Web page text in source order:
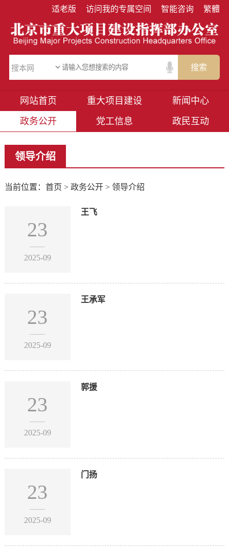
适老版 访问我的专属空间 智能咨询 繁體
搜索
网站首页 重大项目建设
新闻中心
政务公开
党工信息 政民互动
领导介绍
当前位置： 首页 > 政务公开> 领导介绍
23
2025-09
王飞
23
2025-09
王承军
23
2025-09
郭援
23
2025-09
门扬